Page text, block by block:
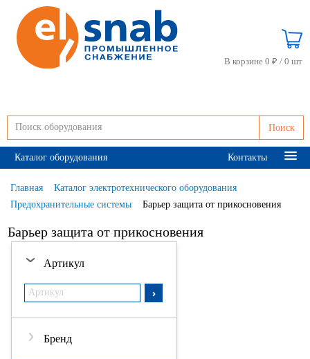
Поиск
В корзине 0 ₽ / 0 шт
Каталог оборудования Контакты
Главная
Каталог электротехнического оборудования
Предохранительные системы
Барьер защита от прикосновения
Барьер защита от прикосновения
Артикул
Бренд